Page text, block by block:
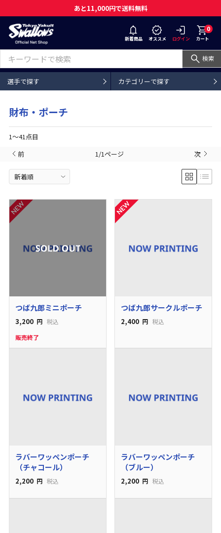
あと11,000円で送料無料
新着商品 オススメ ログイン
0
カート
検索
選手で探す カテゴリーで探す
財布・ポーチ
1〜41点目
前
1/1ページ 次
つば九郎ミニポーチ
3,200 円 税込
販売終了
つば九郎サークルポーチ
2,400 円 税込
ラバーワッペンポーチ
（チャコール）
2,200 円 税込
ラバーワッペンポーチ
（ブルー）
2,200 円 税込